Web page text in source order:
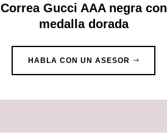
Correa Gucci AAA negra con
medalla dorada
HABLA CON UN ASESOR